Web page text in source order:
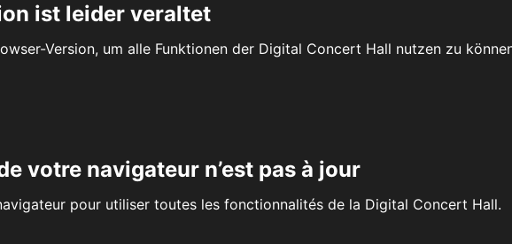
ist leider veraltet
Version, um alle Funktionen der Digital Concert Hall nutzen zu
votre navigateur n’est pas à jour
pour utiliser toutes les fonctionnalités de la Digital Concert Hall.